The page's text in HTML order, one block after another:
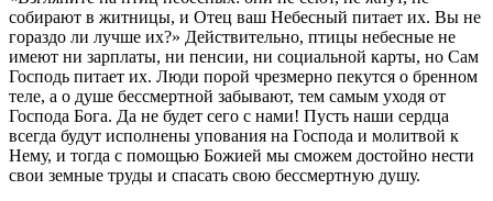
собирают в житницы, и Отец ваш Небесный питает их. Вы не
гораздо ли лучше их?» Действительно, птицы небесные не
имеют ни зарплаты, ни пенсии, ни социальной карты, но Сам
Господь питает их. Люди порой чрезмерно пекутся о бренном
теле, а о душе бессмертной забывают, тем самым уходя от
Господа Бога. Да не будет сего с нами! Пусть наши сердца
всегда будут исполнены упования на Господа и молитвой к
Нему, и тогда с помощью Божией мы сможем достойно нести
свои земные труды и спасать свою бессмертную душу.